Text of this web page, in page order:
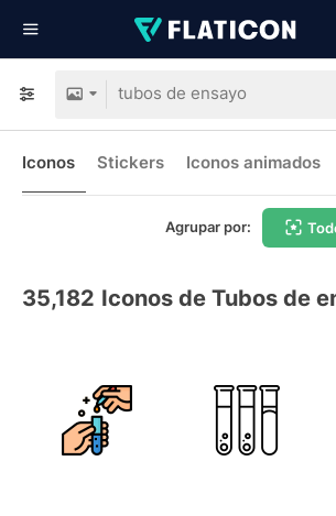
Iconos Stickers Iconos animados
Agrupar por:
35,182 Iconos de Tubos de